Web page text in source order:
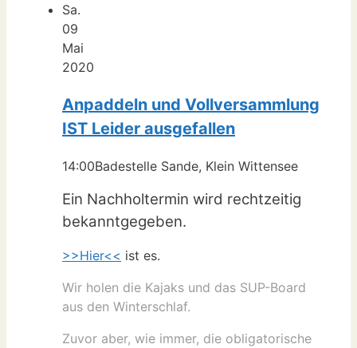
Sa.
09
Mai
2020
Anpaddeln und Vollversammlung
IST Leider ausgefallen
14:00Badestelle Sande, Klein Wittensee
Ein Nachholtermin wird rechtzeitig
bekanntgegeben.
>>Hier<< ist es.
Wir holen die Kajaks und das SUP-Board
aus den Winterschlaf.
Zuvor aber, wie immer, die obligatorische